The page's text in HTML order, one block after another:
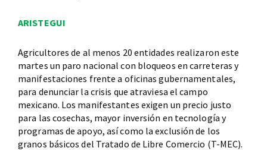
ARISTEGUI
Agricultores de al menos 20 entidades realizaron este
martes un paro nacional con bloqueos en carreteras y
manifestaciones frente a oficinas gubernamentales,
para denunciar la crisis que atraviesa el campo
mexicano. Los manifestantes exigen un precio justo
para las cosechas, mayor inversión en tecnología y
programas de apoyo, así como la exclusión de los
granos básicos del Tratado de Libre Comercio (T-MEC).